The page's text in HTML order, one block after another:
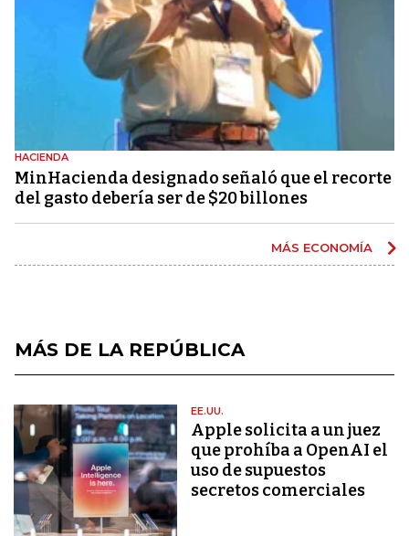
HACIENDA
MinHacienda designado señaló que el recorte
del gasto debería ser de $20 billones
MÁS ECONOMÍA
MÁS DE LA REPÚBLICA
EE.UU.
Apple solicita a un juez
que prohíba a OpenAI el
uso de supuestos
secretos comerciales